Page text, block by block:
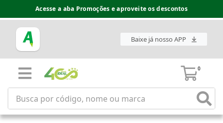
Acesse a aba Promoções e aproveite os descontos
Baixe já nosso APP
0